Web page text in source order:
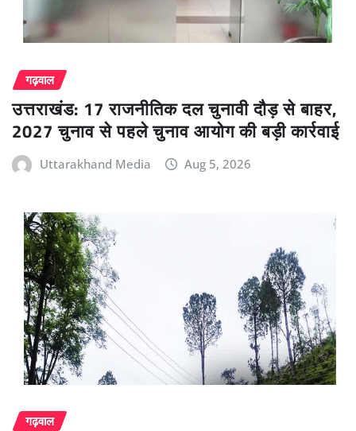
गढ़वाल
उत्तराखंड: 17 राजनीतिक दल चुनावी दौड़ से बाहर,
2027 चुनाव से पहले चुनाव आयोग की बड़ी कार्रवाई
Uttarakhand Media Aug 5, 2026
गढ़वाल